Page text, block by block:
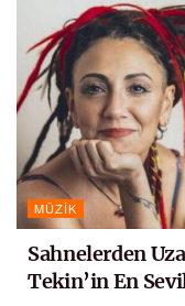
MÜZIK
Sahnelerden
Tekin’in En